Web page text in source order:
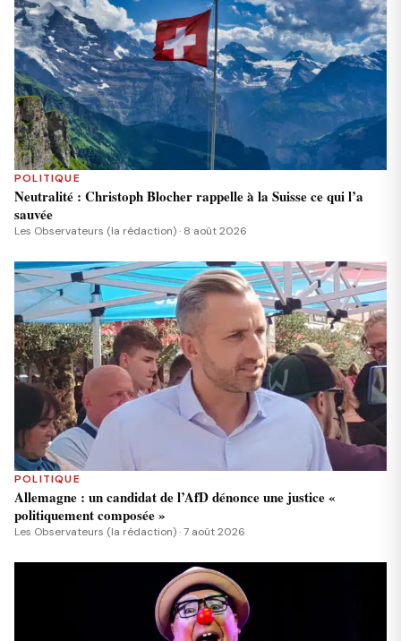
POLITIQUE
Neutralité : Christoph Blocher rappelle à la Suisse ce qui l’a
sauvée
Les Observateurs (la rédaction) · 8 août 2026
POLITIQUE
Allemagne : un candidat de l’AfD dénonce une justice «
politiquement composée »
Les Observateurs (la rédaction) · 7 août 2026